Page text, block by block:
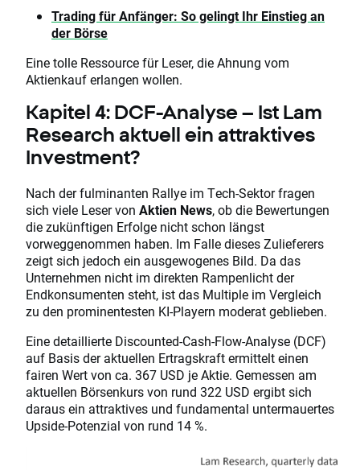
Trading für Anfänger: So gelingt Ihr Einstieg an
der Börse
Eine tolle Ressource für Leser, die Ahnung vom
Aktienkauf erlangen wollen.
Kapitel 4: DCF-Analyse – Ist Lam
Research aktuell ein attraktives
Investment?
Nach der fulminanten Rallye im Tech-Sektor fragen
sich viele Leser von Aktien News, ob die Bewertungen
die zukünftigen Erfolge nicht schon längst
vorweggenommen haben. Im Falle dieses Zulieferers
zeigt sich jedoch ein ausgewogenes Bild. Da das
Unternehmen nicht im direkten Rampenlicht der
Endkonsumenten steht, ist das Multiple im Vergleich
zu den prominentesten KI-Playern moderat geblieben.
Eine detaillierte Discounted-Cash-Flow-Analyse (DCF)
auf Basis der aktuellen Ertragskraft ermittelt einen
fairen Wert von ca. 367 USD je Aktie. Gemessen am
aktuellen Börsenkurs von rund 322 USD ergibt sich
daraus ein attraktives und fundamental untermauertes
Upside-Potenzial von rund 14 %.